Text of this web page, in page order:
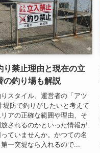
り禁止理由と現在の立
の釣り場も解説
スタイル、運営者の「アツ
堤防で釣りがしたいと考えて
アの正確な範囲や理由、そ
されるのかといった情報が
ていませんか。かつての名
一突堤なら入れるので...